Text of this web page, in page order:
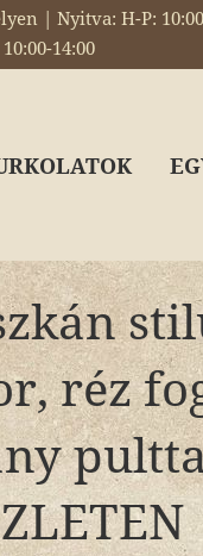
| Nyitva: H-P:
10:00-14:00
réz